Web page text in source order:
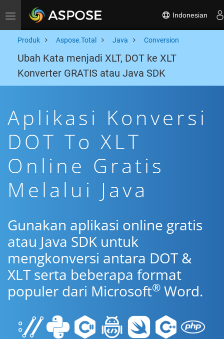
Toggle navigation Indonesian
Produk Aspose.Total Java Conversion
Ubah Kata menjadi XLT, DOT ke XLT
Konverter GRATIS atau Java SDK
Aplikasi Konversi
DOT To XLT
Online Gratis
Melalui Java
Gunakan aplikasi online gratis
atau Java SDK untuk
mengkonversi antara DOT &
XLT serta beberapa format
populer dari Microsoft® Word.